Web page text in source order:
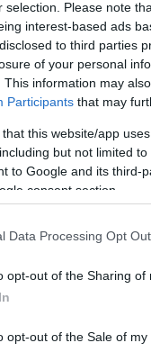
selection. Please note
interest-based ads
to third parties
of your personal
This information may
Participants that may
that this website/app
but not limited
to Google and its third-
consent section.
Data Processing Opt
opt-out of the Sharing of
opt-out of the Sale of my
Regisztráció
szaknévsora
KERTÉSZ ÉS KERTÉSZET
2
4